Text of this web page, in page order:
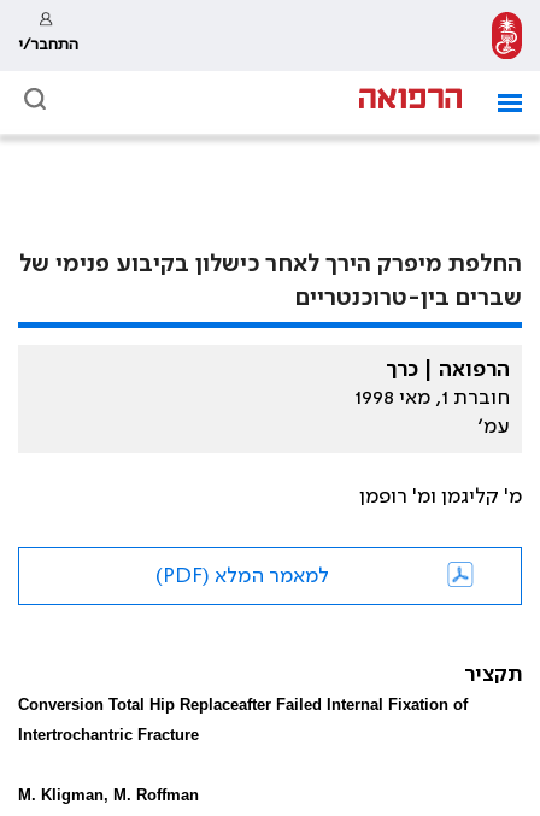
התחבר/י
החלפת מיפרק הירך לאחר כישלון בקיבוע פנימי של
שברים בין-טרוכנטריים
הרפואה | כרך
חוברת 1, מאי 1998
עמ׳
מ' קליגמן ומ' רופמן
למאמר המלא (PDF)
תקציר
Conversion Total Hip Replaceafter Failed Internal Fixation of
Intertrochantric Fracture
M. Kligman, M. Roffman